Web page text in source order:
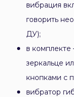
вибрация
говорить
ДУ);
в
зеркальце
кнопками с
вибратор